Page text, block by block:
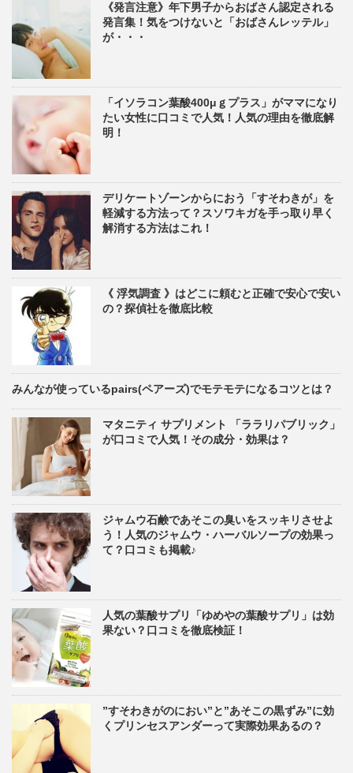
《発言注意》年下男子からおばさん認定される
発言集！気をつけないと「おばさんレッテル」
が・・・
「イソラコン葉酸400μｇプラス」がママになり
たい女性に口コミで人気！人気の理由を徹底解
明！
デリケートゾーンからにおう「すそわきが」を
軽減する方法って？スソワキガを手っ取り早く
解消する方法はこれ！
《 浮気調査 》はどこに頼むと正確で安心で安い
の？探偵社を徹底比較
みんなが使っているpairs(ペアーズ)でモテモテになるコツとは？
マタニティ サプリメント 「ララリパブリック」
が口コミで人気！その成分・効果は？
ジャムウ石鹸であそこの臭いをスッキリさせよ
う！人気のジャムウ・ハーバルソープの効果っ
て？口コミも掲載♪
人気の葉酸サプリ「ゆめやの葉酸サプリ」は効
果ない？口コミを徹底検証！
”すそわきがのにおい”と”あそこの黒ずみ”に効
くプリンセスアンダーって実際効果あるの？